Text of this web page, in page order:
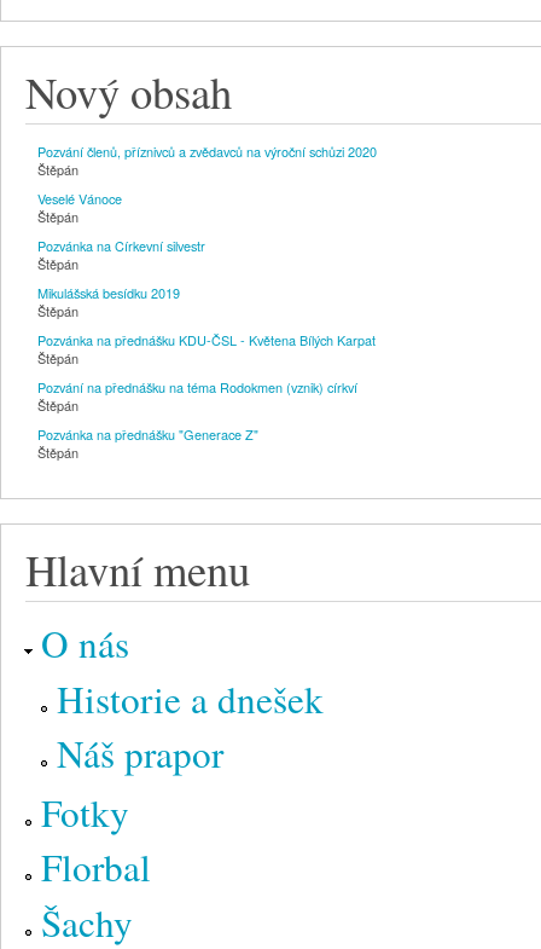
Nový obsah
Pozvání členů, příznivců a zvědavců na výroční schůzi 2020
Štěpán
Veselé Vánoce
Štěpán
Pozvánka na Církevní silvestr
Štěpán
Mikulášská besídku 2019
Štěpán
Pozvánka na přednášku KDU-ČSL - Květena Bílých Karpat
Štěpán
Pozvání na přednášku na téma Rodokmen (vznik) církví
Štěpán
Pozvánka na přednášku "Generace Z"
Štěpán
Hlavní menu
O nás
Historie a dnešek
Náš prapor
Fotky
Florbal
Šachy